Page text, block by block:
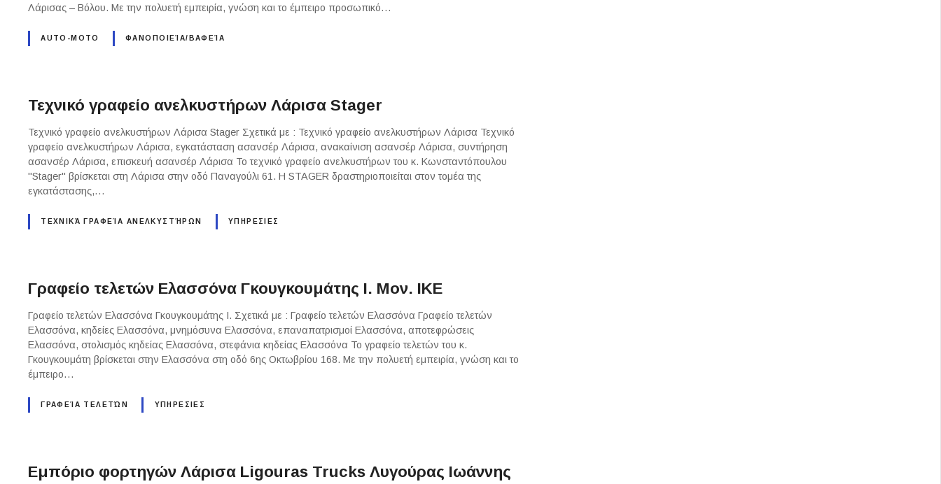
Λάρισας – Βόλου. Με την πολυετή εμπειρία, γνώση και το έμπειρο προσωπικό…
AUTO-MOTO ΦΑΝΟΠΟΙΕΊΑ/ΒΑΦΕΊΑ
Τεχνικό γραφείο ανελκυστήρων Λάρισα Stager
Τεχνικό γραφείο ανελκυστήρων Λάρισα Stager Σχετικά με : Τεχνικό γραφείο ανελκυστήρων Λάρισα Τεχνικό
γραφείο ανελκυστήρων Λάρισα, εγκατάσταση ασανσέρ Λάρισα, ανακαίνιση ασανσέρ Λάρισα, συντήρηση
ασανσέρ Λάρισα, επισκευή ασανσέρ Λάρισα Το τεχνικό γραφείο ανελκυστήρων του κ. Κωνσταντόπουλου
"Stager" βρίσκεται στη Λάρισα στην οδό Παναγούλι 61. Η STAGER δραστηριοποιείται στον τομέα της
εγκατάστασης,…
ΤΕΧΝΙΚΆ ΓΡΑΦΕΊΑ ΑΝΕΛΚΥΣΤΉΡΩΝ ΥΠΗΡΕΣΙΕΣ
Γραφείο τελετών Ελασσόνα Γκουγκουμάτης Ι. Μον. ΙΚΕ
Γραφείο τελετών Ελασσόνα Γκουγκουμάτης Ι. Σχετικά με : Γραφείο τελετών Ελασσόνα Γραφείο τελετών
Ελασσόνα, κηδείες Ελασσόνα, μνημόσυνα Ελασσόνα, επαναπατρισμοί Ελασσόνα, αποτεφρώσεις
Ελασσόνα, στολισμός κηδείας Ελασσόνα, στεφάνια κηδείας Ελασσόνα Το γραφείο τελετών του κ.
Γκουγκουμάτη βρίσκεται στην Ελασσόνα στη οδό 6ης Οκτωβρίου 168. Με την πολυετή εμπειρία, γνώση και το
έμπειρο…
ΓΡΑΦΕΊΑ ΤΕΛΕΤΏΝ ΥΠΗΡΕΣΙΕΣ
Εμπόριο φορτηγών Λάρισα Ligouras Trucks Λυγούρας Ιωάννης